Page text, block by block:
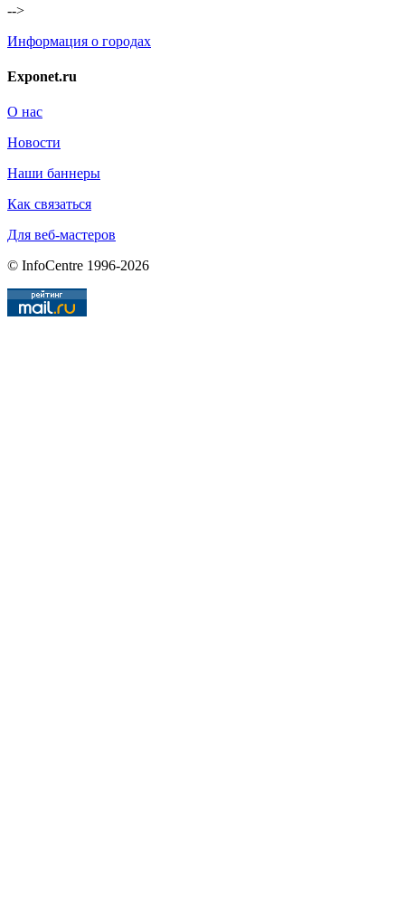
-->
Информация о городах
Exponet.ru
О нас
Новости
Наши баннеры
Как связаться
Для веб-мастеров
© InfoCentre 1996-2026